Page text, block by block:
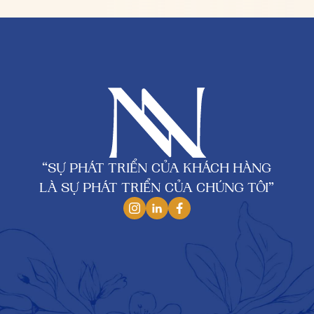
“SỰ PHÁT TRIỂN CỦA KHÁCH HÀNG
LÀ SỰ PHÁT TRIỂN CỦA CHÚNG TÔI”